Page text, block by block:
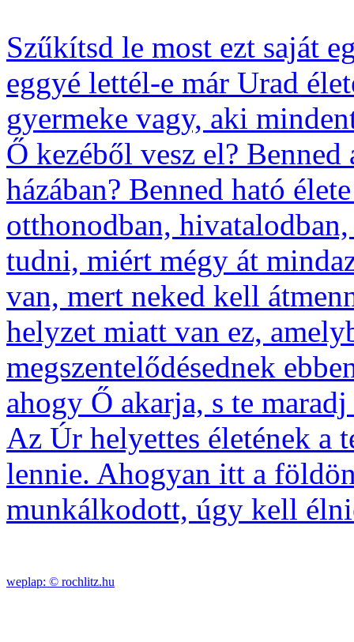
Szűkítsd le most ezt saját
eggyé lettél-e már Urad
gyermeke vagy, aki
Ő kezéből vesz el?
házában? Benned ható
otthonodban,
tudni, miért mégy át
van, mert neked kell
helyzet miatt van ez,
megszentelődésednek
ahogy Ő akarja, s te
Az Úr helyettes életének a
lennie. Ahogyan itt a
munkálkodott, úgy kell
weplap: © rochlitz.hu